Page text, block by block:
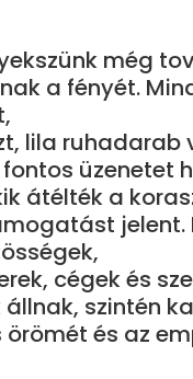
még
a fényét.
lila ruhadarab
üzenetet
átélték a
jelent.
cégek és
állnak, szintén
és az